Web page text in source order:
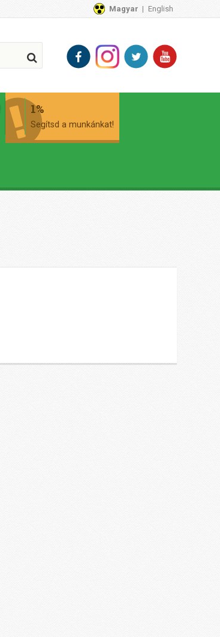
Magyar English
1%
Segítsd a munkánkat!